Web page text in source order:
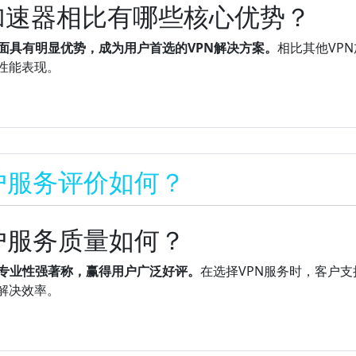
器相比有哪些核心优势？
有明显优势，成为用户首选的VPN解决方案。 相比其他
表现。
务评价如何？
务质量如何？
性强著称，赢得用户广泛好评。 在选择VPN服务时，客户支
效率。